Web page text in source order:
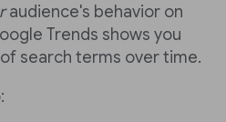
audience's behavior on
Trends shows you
search terms over time.